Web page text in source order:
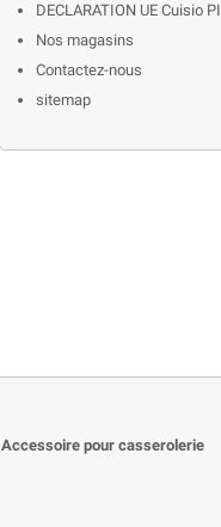
DECLARATION UE Cuisio PI
Nos magasins
Contactez-nous
sitemap
Accessoire pour casserolerie